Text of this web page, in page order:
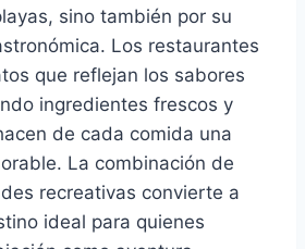
sino también por su
Los restaurantes
que reflejan los sabores
ingredientes frescos y
de cada comida una
La combinación de
recreativas convierte a
ideal para quienes